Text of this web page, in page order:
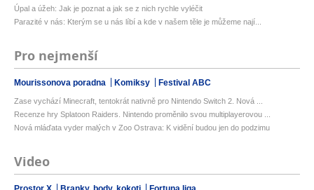
Úpal a úžeh: Jak je poznat a jak se z nich rychle vyléčit
Parazité v nás: Kterým se u nás líbí a kde v našem těle je můžeme nají...
Pro nejmenší
Mourissonova poradna Komiksy Festival ABC
Zase vychází Minecraft, tentokrát nativně pro Nintendo Switch 2. Nová ...
Recenze hry Splatoon Raiders. Nintendo proměnilo svou multiplayerovou ...
Nová mláďata vyder malých v Zoo Ostrava: K vidění budou jen do podzimu
Video